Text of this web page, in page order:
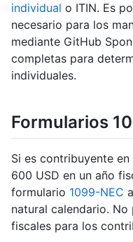
individual o ITIN. Es
necesario para los
mediante GitHub
completas para
individuales.
Formularios
Si es contribuyente
600 USD en un año
formulario 1099-NEC
natural calendario.
fiscales para los